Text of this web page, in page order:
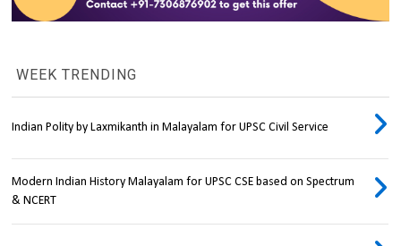
WEEK TRENDING
Indian Polity by Laxmikanth in Malayalam for UPSC Civil Service
Modern Indian History Malayalam for UPSC CSE based on Spectrum
& NCERT